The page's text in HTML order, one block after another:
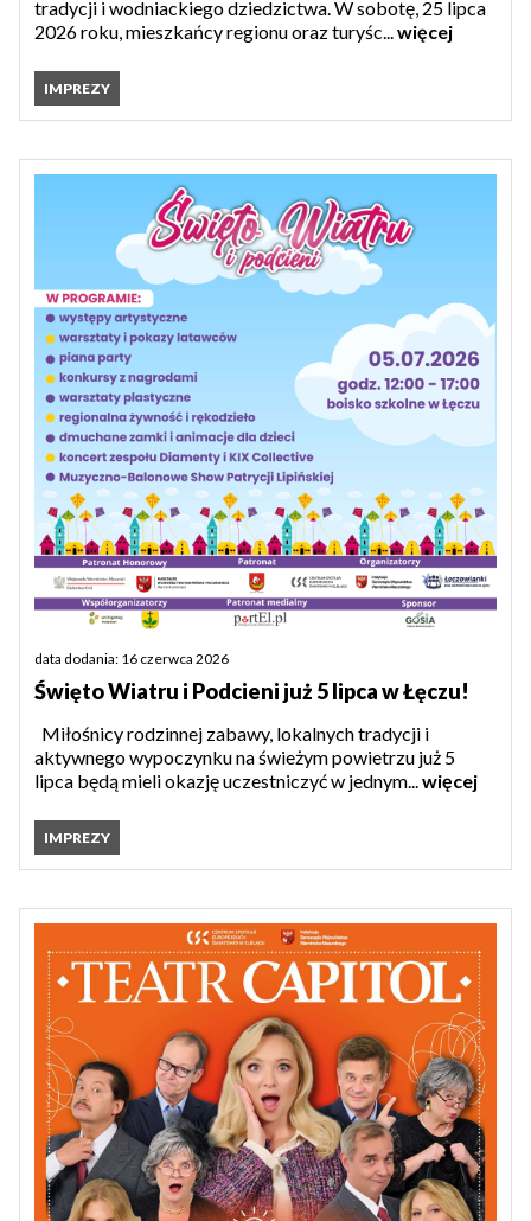
tradycji i wodniackiego dziedzictwa. W sobotę, 25 lipca
2026 roku, mieszkańcy regionu oraz turyśc...więcej
IMPREZY
data dodania: 16 czerwca 2026
Święto Wiatru i Podcieni już 5 lipca w Łęczu!
Miłośnicy rodzinnej zabawy, lokalnych tradycji i
aktywnego wypoczynku na świeżym powietrzu już 5
lipca będą mieli okazję uczestniczyć w jednym...więcej
IMPREZY